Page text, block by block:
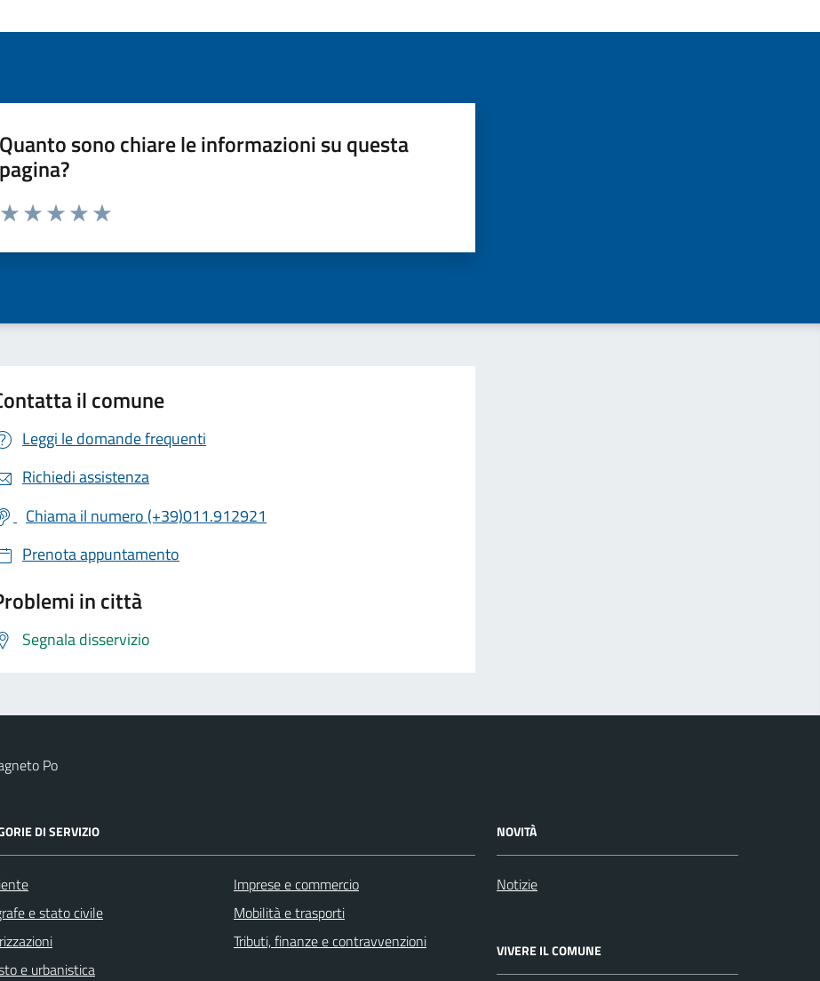
Quanto sono chiare le informazioni su questa
pagina?
Valuta da 1 a 5 stelle la pagina
il comune
Leggi le domande frequenti
Richiedi assistenza
Chiama il numero (+39)011.912921
Prenota appuntamento
in città
Segnala disservizio
Po
DI SERVIZIO
e stato civile
e urbanistica
Imprese e commercio
Mobilità e trasporti
Tributi, finanze e contravvenzioni
NOVITÀ
Notizie
VIVERE IL COMUNE